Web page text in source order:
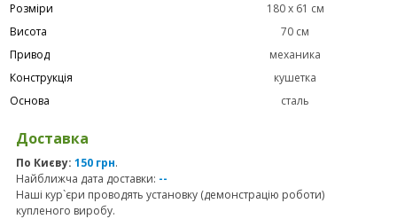
Розміри
180 х 61 см
Висота
70 см
Привод
механика
Конструкція
кушетка
Основа
сталь
Доставка
По Києву: 150 грн.
Найближча дата доставки: --
Наші кур`єри проводять установку (демонстрацію роботи)
купленого виробу.